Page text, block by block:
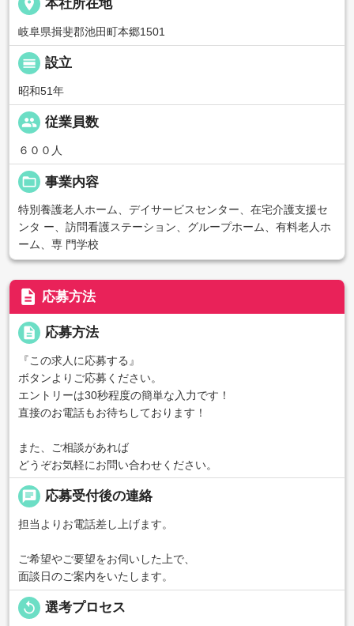
place 本社所在地
岐阜県揖斐郡池田町本郷1501
calendar_view_day 設立
昭和51年
people 従業員数
６００人
folder_open 事業内容
特別養護老人ホーム、デイサービスセンター、在宅介護支援セ
ンタ ー、訪問看護ステーション、グループホーム、有料老人ホ
ーム、専 門学校
description 応募方法
description 応募方法
『この求人に応募する』
ボタンよりご応募ください。
エントリーは30秒程度の簡単な入力です！
直接のお電話もお待ちしております！
また、ご相談があれば
どうぞお気軽にお問い合わせください。
chat 応募受付後の連絡
担当よりお電話差し上げます。
ご希望やご要望をお伺いした上で、
面談日のご案内をいたします。
replay 選考プロセス